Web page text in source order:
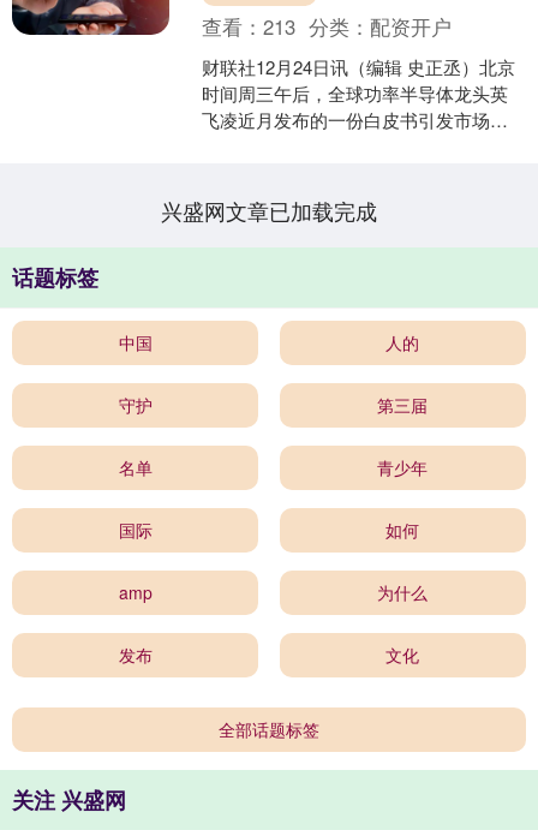
查看：213 分类：配资开户
财联社12月24日讯（编辑 史正丞）北京
时间周三午后，全球功率半导体龙头英
飞凌近月发布的一份白皮书引发市场侧
兴盛网文章已加载完成
话题标签
中国 人的
守护 第三届
名单 青少年
国际 如何
amp 为什么
发布 文化
全部话题标签
关注 兴盛网